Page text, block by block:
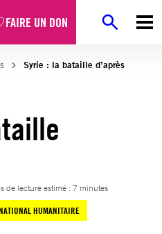
FAIRE UN DON
Syrie : la bataille d’après
de lecture estimé : 7 minutes
HUMANITAIRE